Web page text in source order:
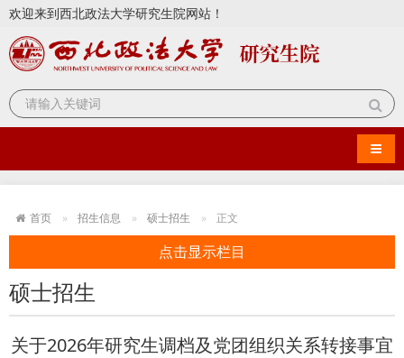
欢迎来到西北政法大学研究生院网站！
导航
首页 招生信息 硕士招生 正文
点击显示栏目
硕士招生
关于2026年研究生调档及党团组织关系转接事宜